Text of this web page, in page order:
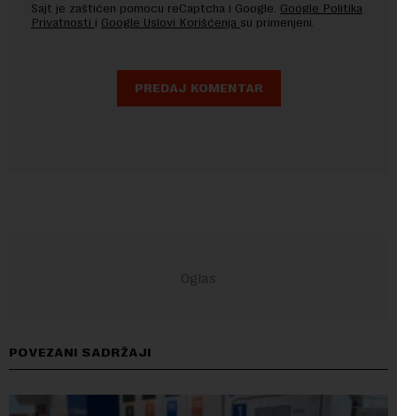
Sajt je zaštićen pomocu reCaptcha i Google. Google Politika
Privatnosti i Google Uslovi Korišćenja su primenjeni.
POVEZANI SADRŽAJI